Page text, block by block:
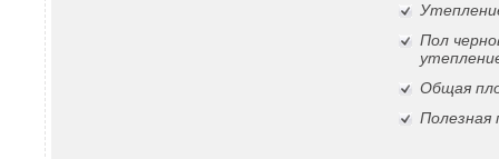
Пол
Общая
Полезная